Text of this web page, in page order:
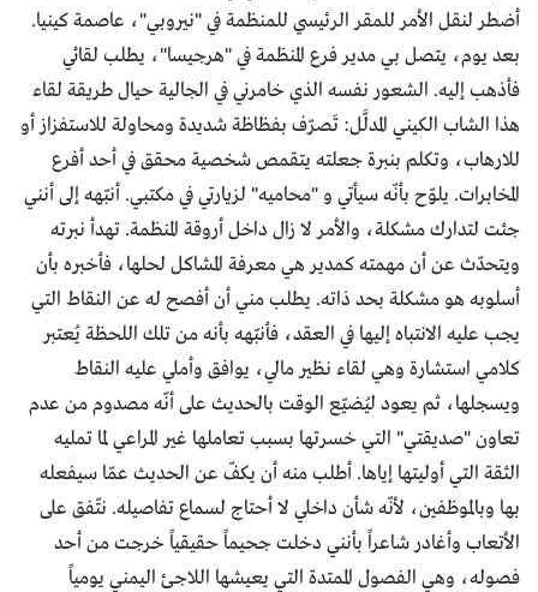
أضطر لنقل الأمر للمقر الرئيسي للمنظمة في "نيروبي"، عاصمة كينيا.
بعد يوم، يتصل بي مدير فرع المنظمة في "هرجيسا"، يطلب لقائي
فأذهب إليه. الشعور نفسه الذي خامرني في الجالية حيال طريقة لقاء
هذا الشاب الكيني المدلَّل: تَصرّف بفظاظة شديدة ومحاولة للاستفزاز أو
للارهاب، وتكلم بنبرة جعلته يتقمص شخصية محقق في أحد أفرع
المخابرات. يلوّح بأنّه سيأتي و "محاميه" لزيارتي في مكتبي. أنبّهه إلى أنني
جئت لتدارك مشكلة، والأمر لا زال داخل أروقة المنظمة. تهدأ نبرته
ويتحدّث عن أن مهمته كمدير هي معرفة المشاكل لحلها، فأخبره بأن
أسلوبه هو مشكلة بحد ذاته. يطلب مني أن أفصح له عن النقاط التي
يجب عليه الانتباه إليها في العقد، فأنبّهه بأنه من تلك اللحظة يُعتبر
كلامي استشارة وهي لقاء نظير مالي، يوافق وأملي عليه النقاط
ويسجلها، ثم يعود ليُضيّع الوقت بالحديث على أنّه مصدوم من عدم
تعاون "صديقتي" التي خسرتها بسبب تعاملها غير المراعي لما تمليه
الثقة التي أوليتها إياها. أطلب منه أن يكفّ عن الحديث عمّا سيفعله
بها وبالموظفين، لأنّه شأن داخلي لا أحتاج لسماع تفاصيله. نتّفق على
الأتعاب وأغادر شاعراً بأنني دخلت جحيماً حقيقياً خرجت من أحد
فصوله، وهي الفصول الممتدة التي يعيشها اللاجئ اليمني يومياً